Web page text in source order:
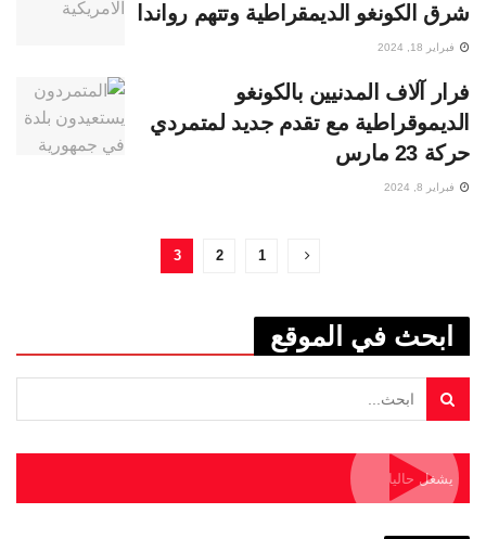
شرق الكونغو الديمقراطية وتتهم رواندا
فبراير 18, 2024
فرار آلاف المدنيين بالكونغو
الديموقراطية مع تقدم جديد لمتمردي
حركة 23 مارس
فبراير 8, 2024
1
2
3
ابحث في الموقع
يشغل حاليا